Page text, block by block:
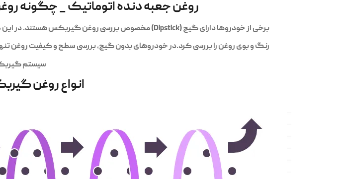
روغن جعبه دنده اتوماتیک _ چگونه
برخی از خودروها دارای گیج (Dipstick) مخصوص بررسی روغن گیربکس هستند. در این صورت، با روشن بودن موتور و قرار دادن گیربکس در حالت پارک (P)، می‌توان سطح،
رنگ و بوی روغن را بررسی کرد.در خودروهای بدون گیج، بررسی سطح و کیفیت روغن
سیستم
انواع روغن